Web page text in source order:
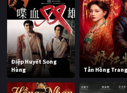
Điệp Huyết Song
Hùng
Tẫn Hồng Trang